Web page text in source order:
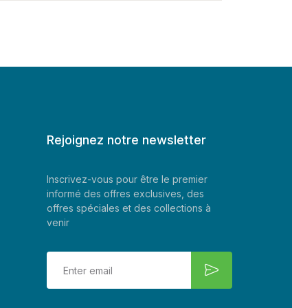
Rejoignez notre newsletter
Inscrivez-vous pour être le premier
informé des offres exclusives, des
offres spéciales et des collections à
venir